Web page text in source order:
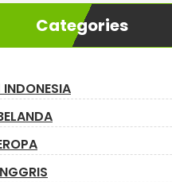
Categories
INDONESIA